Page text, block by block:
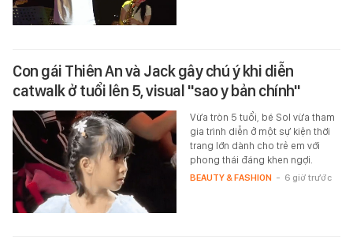
Con gái Thiên An và Jack gây chú ý khi diễn
catwalk ở tuổi lên 5, visual "sao y bản chính"
Vừa tròn 5 tuổi, bé Sol vừa tham
gia trình diễn ở một sự kiện thời
trang lớn dành cho trẻ em với
phong thái đáng khen ngợi.
BEAUTY & FASHION - 6 giờ trước